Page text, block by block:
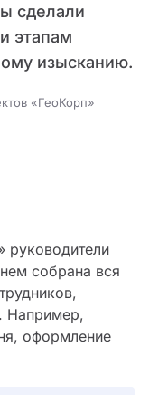
сделали
этапам
изысканию.
«ГеоКорп»
руководители
собрана вся
Например,
оформление